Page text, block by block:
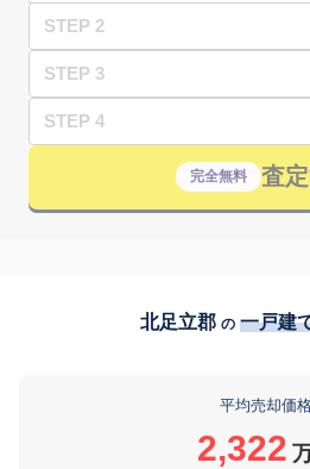
STEP 2
STEP 3
STEP 4
完全無料 査
北足立郡 の 一戸建
平均売却価
2,322